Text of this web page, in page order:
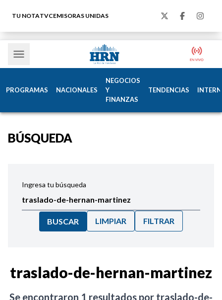
TU NOTATVCEMISORAS UNIDAS
PROGRAMAS NACIONALES
NEGOCIOS
Y
FINANZAS
TENDENCIAS
BÚSQUEDA
Ingresa tu búsqueda
BUSCAR LIMPIAR FILTRAR
traslado-de-hernan-martinez
Se encontraron 1 resultados por traslado-de-